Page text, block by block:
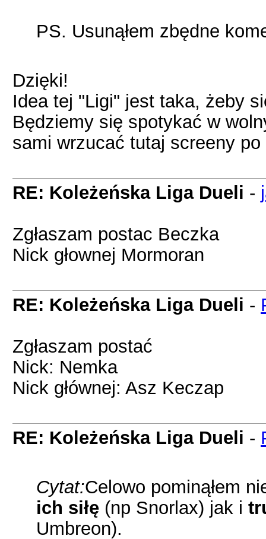
PS. Usunąłem zbędne
Dzięki!
Idea tej "Ligi" jest taka, żeby
Będziemy się spotykać w
sami wrzucać tutaj screeny po
RE: Koleżeńska Liga Dueli -
Zgłaszam postac Beczka
Nick głownej Mormoran
RE: Koleżeńska Liga Dueli -
Zgłaszam postać
Nick: Nemka
Nick głównej: Asz Keczap
RE: Koleżeńska Liga Dueli -
Cytat:Celowo pominąłem
ich siłę (np Snorlax) jak i
Umbreon).